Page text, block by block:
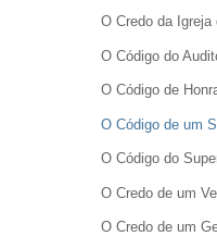
O Credo da
O Código do
O Código de
O Código de um
O Código do
O Credo de um
O Credo de um